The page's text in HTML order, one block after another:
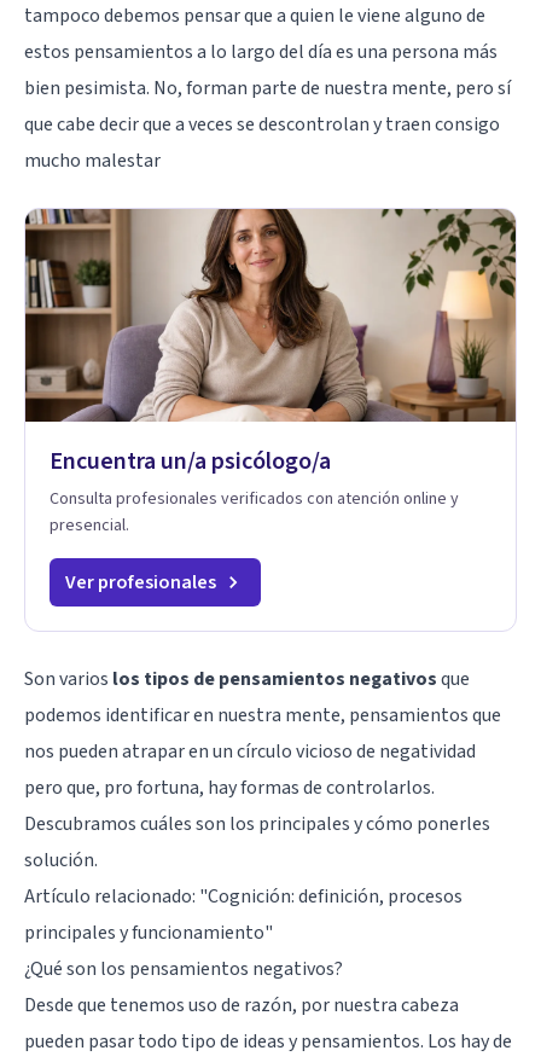
tampoco debemos pensar que a quien le viene alguno de
estos pensamientos a lo largo del día es una persona más
bien pesimista. No, forman parte de nuestra mente, pero sí
que cabe decir que a veces se descontrolan y traen consigo
mucho malestar
Encuentra un/a psicólogo/a
Consulta profesionales verificados con atención online y
presencial.
Ver profesionales
Son varios los tipos de pensamientos negativosque
podemos identificar en nuestra mente, pensamientos que
nos pueden atrapar en un círculo vicioso de negatividad
pero que, pro fortuna, hay formas de controlarlos.
Descubramos cuáles son los principales y cómo ponerles
solución.
Artículo relacionado: "Cognición: definición, procesos
principales y funcionamiento"
¿Qué son los pensamientos negativos?
Desde que tenemos uso de razón, por nuestra cabeza
pueden pasar todo tipo de ideas y pensamientos. Los hay de